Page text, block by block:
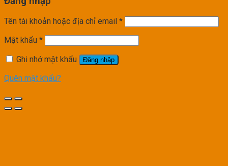
Tên tài khoản hoặc địa chỉ email *
Mật khẩu *
Ghi nhớ mật khẩu
Đăng nhập
Quên mật khẩu?